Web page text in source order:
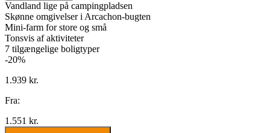
Vandland lige på campingpladsen
Skønne omgivelser i Arcachon-bugten
Mini-farm for store og små
Tonsvis af aktiviteter
7 tilgængelige boligtyper
-20%
1.939 kr.
Fra:
1.551 kr.